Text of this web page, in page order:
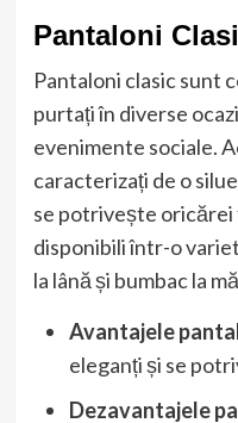
Pantaloni
Pantaloni clasic sunt
purtați în diverse
evenimente sociale.
caracterizați de o
se potrivește oricărei
disponibili într-o
la lână și bumbac la
Avantajele
eleganți și se
Dezavantajele